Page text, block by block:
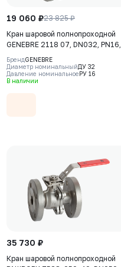
19 060 ₽23 825 ₽
Кран шаровой полнопроходной
GENEBRE 2118 07, DN032, PN16,
корпус - AISI316 (CF8М), шар -
AISI316 (CF8М), уплотнение шара
- PTFE + 15% GF, М/Ф, ISO 5211,
БрендGENEBRE
Диаметр номинальныйДУ 32
Давление номинальноеРУ 16
В наличии
35 730 ₽
Кран шаровой полнопроходной